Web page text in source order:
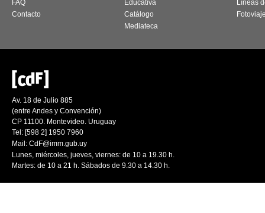
FAQ
Contacto
Educativa
Catálogo
Mediateca
Líneas
Av. 18 de Julio 885
(entre Andes y Convención)
CP 11100. Montevideo. Uruguay
Tel: [598 2] 1950 7960
Mail: CdF@imm.gub.uy
Lunes, miércoles, jueves, viernes: de 10 a 19.30 h.
Martes: de 10 a 21 h. Sábados de 9.30 a 14.30 h.